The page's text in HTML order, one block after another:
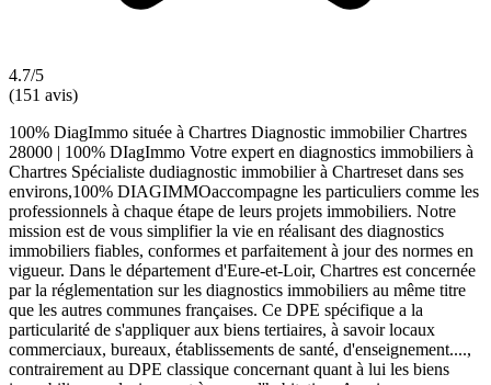
4.7/5
(151 avis)
100% DiagImmo située à Chartres Diagnostic immobilier Chartres
28000 | 100% DIagImmo Votre expert en diagnostics immobiliers à
Chartres Spécialiste dudiagnostic immobilier à Chartreset dans ses
environs,100% DIAGIMMOaccompagne les particuliers comme les
professionnels à chaque étape de leurs projets immobiliers. Notre
mission est de vous simplifier la vie en réalisant des diagnostics
immobiliers fiables, conformes et parfaitement à jour des normes en
vigueur. Dans le département d'Eure-et-Loir, Chartres est concernée
par la réglementation sur les diagnostics immobiliers au même titre
que les autres communes françaises. Ce DPE spécifique a la
particularité de s'appliquer aux biens tertiaires, à savoir locaux
commerciaux, bureaux, établissements de santé, d'enseignement....,
contrairement au DPE classique concernant quant à lui les biens